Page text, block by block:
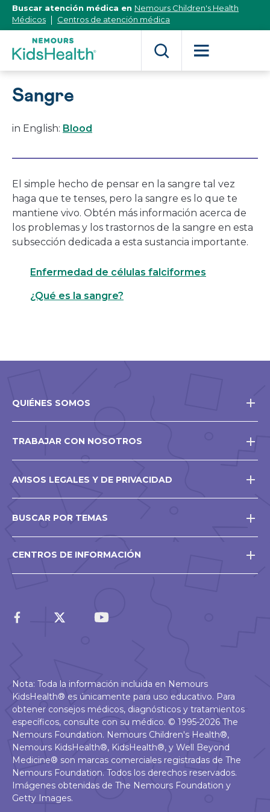
[Skip
Content]
Buscar atención médica en Nemours Children's Health
Médicos
Centros de atención médica
Sangre
in English: Blood
El simple hecho de pensar en la sangre tal vez
haga que te tenses, pero la sangre es lo que te
mantiene vivo. Obtén más información acerca de
los problemas y los trastornos de la sangre en esta
subsección dedicada a esta sustancia importante.
Enfermedad de células falciformes
¿Qué es la sangre?
QUIÉNES SOMOS
TRABAJAR CON NOSOTROS
AVISOS LEGALES Y DE PRIVACIDAD
BUSCAR POR TEMAS
CENTROS DE INFORMACIÓN
Nota: Toda la información incluida en Nemours
KidsHealth® es únicamente para uso educativo. Para
obtener consejos médicos, diagnósticos y tratamientos
específicos, consulte con su médico. © 1995-2026 The
Nemours Foundation. Nemours Children's Health®,
Nemours KidsHealth®, KidsHealth®, y Well Beyond
Medicine® son marcas comerciales registradas de The
Nemours Foundation. Todos los derechos reservados.
Imágenes obtenidas de The Nemours Foundation y
Getty Images.